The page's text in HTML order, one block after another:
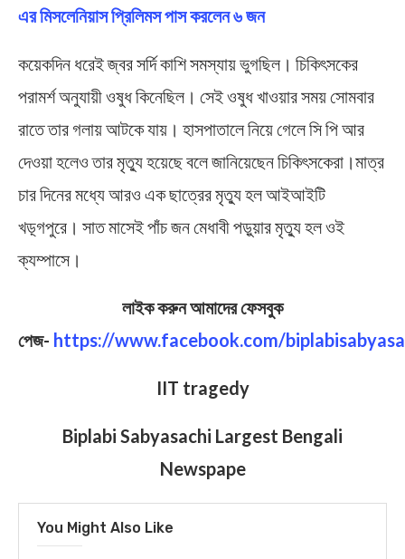
এর মিসলেনিয়াস প্রিলিমস পাস করলেন ৬ জন
কয়েকদিন ধরেই জ্বর সর্দি কাশি সমস্যায় ভুগছিল। চিকিৎসকের
পরামর্শ অনুযায়ী ওষুধ কিনেছিল। সেই ওষুধ খাওয়ার সময় সোমবার
রাতে তার গলায় আটকে যায়। হাসপাতালে নিয়ে গেলে সি পি আর
দেওয়া হলেও তার মৃত্যু হয়েছে বলে জানিয়েছেন চিকিৎসকেরা।মাত্র
চার দিনের মধ্যে আরও এক ছাত্রের মৃত্যু হল আইআইটি
খড়্গপুরে। সাত মাসেই পাঁচ জন মেধাবী পড়ুয়ার মৃত্যু হল ওই
ক্যম্পাসে।
লাইক করুন আমাদের ফেসবুক
পেজ- https://www.facebook.com/
IIT tragedy
Biplabi Sabyasachi Largest Bengali
Newspape
You Might Also Like